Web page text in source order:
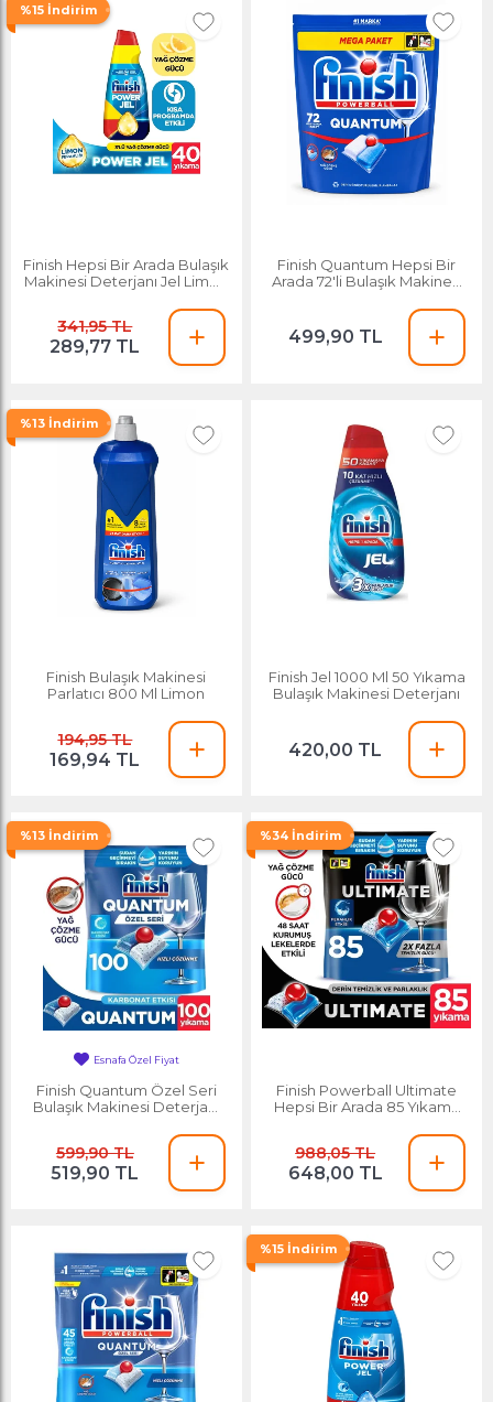
%15 İndirim
Finish Hepsi Bir Arada Bulaşık
Makinesi Deterjanı Jel Limon
341,95 TL
289,77 TL
Finish Quantum Hepsi Bir
Arada 72'li Bulaşık Makinesi
499,90 TL
%13 İndirim
Finish Bulaşık Makinesi
Parlatıcı 800 Ml Limon
194,95 TL
169,94 TL
Finish Jel 1000 Ml 50 Yıkama
Bulaşık Makinesi Deterjanı
420,00 TL
%13 İndirim
Esnafa Özel Fiyat
Finish Quantum Özel Seri
Bulaşık Makinesi Deterjanı
599,90 TL
519,90 TL
%34 İndirim
Finish Powerball Ultimate
Hepsi Bir Arada 85 Yıkama
988,05 TL
648,00 TL
%15 İndirim